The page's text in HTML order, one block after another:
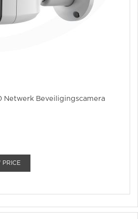
Netwerk Beveiligingscamera
PRICE